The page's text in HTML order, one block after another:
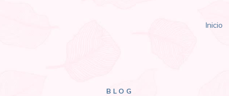
Inicio
BLOG